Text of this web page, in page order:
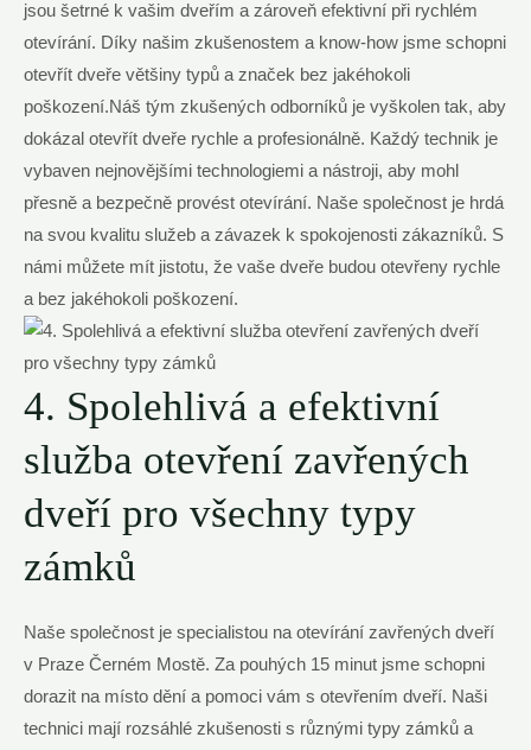
jsou šetrné k vašim dveřím a zároveň efektivní při rychlém
otevírání. Díky našim zkušenostem a know-how jsme schopni
otevřít dveře většiny typů a značek bez jakéhokoli
poškození.Náš tým zkušených odborníků je vyškolen tak, aby
dokázal otevřít dveře rychle a profesionálně. Každý technik je
vybaven nejnovějšími technologiemi a nástroji, aby mohl
přesně a bezpečně provést otevírání. Naše společnost je hrdá
na svou kvalitu služeb a závazek k spokojenosti zákazníků. S
námi můžete mít jistotu, že vaše dveře budou otevřeny rychle
a bez jakéhokoli poškození.
4. Spolehlivá a efektivní
služba otevření zavřených
dveří pro všechny typy
zámků
Naše společnost je specialistou na otevírání zavřených dveří
v Praze Černém Mostě. Za pouhých 15 minut jsme schopni
dorazit na místo dění a pomoci vám s otevřením dveří. Naši
technici mají rozsáhlé zkušenosti s různými typy zámků a